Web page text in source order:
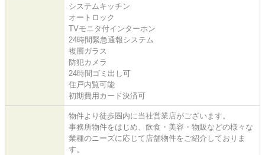
システムキッチン
オートロック
TVモニタ付インターホン
24時間緊急通報システム
複層ガラス
防犯カメラ
24時間ゴミ出し可
住戸内覧可能
初期費用カード決済可
物件より徒歩圏内に当社営業店がございます。
事務所物件をはじめ、飲食・美容・物販などの様々な
業種のニーズに応じて店舗物件をご紹介しておりま
す。